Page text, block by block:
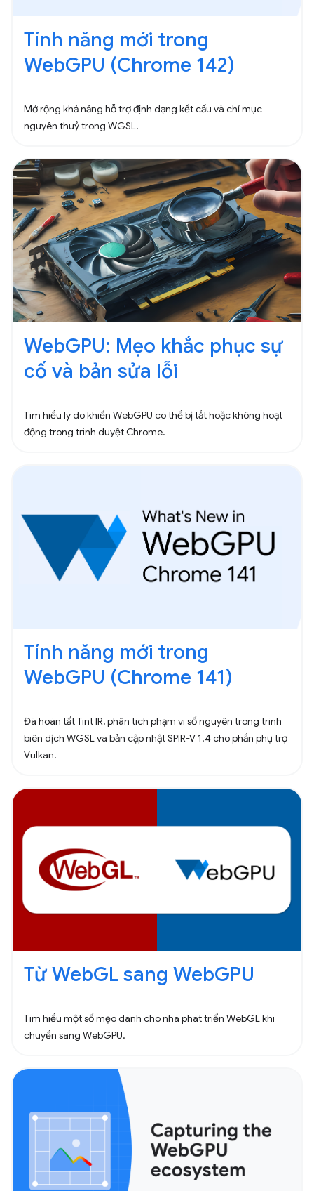
Tính năng mới trong
WebGPU (Chrome 142)
Mở rộng khả năng hỗ trợ định dạng kết cấu và chỉ mục
nguyên thuỷ trong WGSL.
WebGPU: Mẹo khắc phục sự
cố và bản sửa lỗi
Tìm hiểu lý do khiến WebGPU có thể bị tắt hoặc không hoạt
động trong trình duyệt Chrome.
Tính năng mới trong
WebGPU (Chrome 141)
Đã hoàn tất Tint IR, phân tích phạm vi số nguyên trong trình
biên dịch WGSL và bản cập nhật SPIR-V 1.4 cho phần phụ trợ
Vulkan.
Từ WebGL sang WebGPU
Tìm hiểu một số mẹo dành cho nhà phát triển WebGL khi
chuyển sang WebGPU.